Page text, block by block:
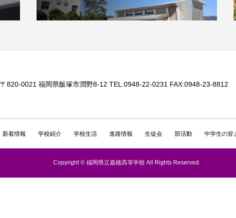
〒820-0021 福岡県飯塚市潤野8-12 TEL:0948-22-0231 FAX:0948-23-8812
新着情報 学校紹介 学校生活 進路情報 生徒会 部活動 中学生の皆
Copyright © 福岡県立嘉穂高等学校 All Rights Reserved.